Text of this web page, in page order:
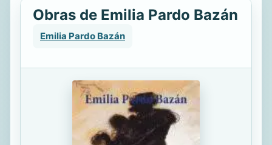
Obras de Emilia Pardo Bazán
Emilia Pardo Bazán